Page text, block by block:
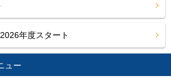
年度スタート